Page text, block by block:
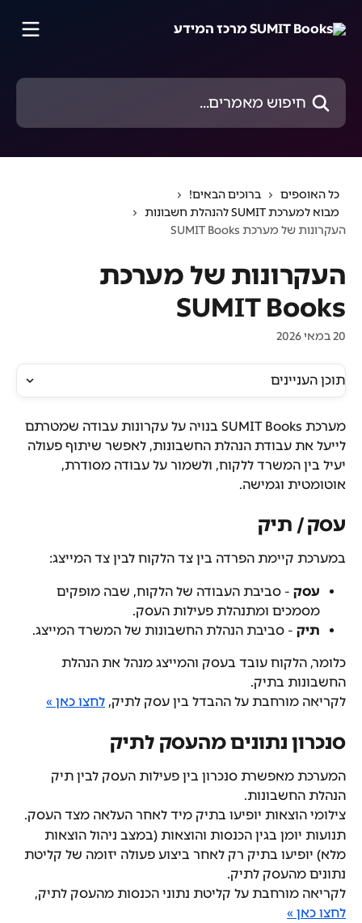
חיפוש מאמרים...
כל האוספים
ברוכים הבאים!
מבוא למערכת SUMIT להנהלת חשבונות
העקרונות של מערכת SUMIT Books
העקרונות של מערכת
SUMIT Books
20 במאי 2026
תוכן העניינים
מערכת SUMIT Books בנויה על עקרונות עבודה שמטרתם
לייעל את עבודת הנהלת החשבונות, לאפשר שיתוף פעולה
יעיל בין המשרד ללקוח, ולשמור על עבודה מסודרת,
אוטומטית וגמישה.
עסק / תיק
במערכת קיימת הפרדה בין צד הלקוח לבין צד המייצג:
עסק - סביבת העבודה של הלקוח, שבה מופקים
מסמכים ומתנהלת פעילות העסק.
תיק - סביבת הנהלת החשבונות של המשרד המייצג.
כלומר, הלקוח עובד בעסק והמייצג מנהל את הנהלת
החשבונות בתיק.
לקריאה מורחבת על ההבדל בין עסק לתיק, לחצו כאן »
סנכרון נתונים מהעסק לתיק
המערכת מאפשרת סנכרון בין פעילות העסק לבין תיק
הנהלת החשבונות.
צילומי הוצאות יופיעו בתיק מיד לאחר העלאה מצד העסק.
תנועות יומן בגין הכנסות והוצאות (במצב ניהול הוצאות
מלא) יופיעו בתיק רק לאחר ביצוע פעולה יזומה של קליטת
נתונים מהעסק לתיק.
לקריאה מורחבת על קליטת נתוני הכנסות מהעסק לתיק,
לחצו כאן »